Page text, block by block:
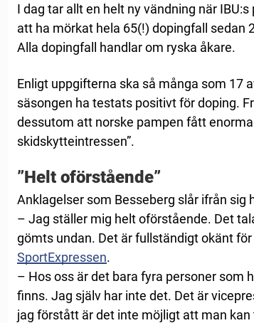
I dag tar allt en helt ny vändning när
att ha mörkat hela 65(!) dopingfall sedan
Alla dopingfall handlar om ryska åkare.
Enligt uppgifterna ska så många som 17
säsongen ha testats positivt för doping.
dessutom att norske pampen fått
skidskytteintressen”.
”Helt oförstående”
Anklagelser som Besseberg slår ifrån sig
– Jag ställer mig helt oförstående. Det
gömts undan. Det är fullständigt okänt
SportExpressen.
– Hos oss är det bara fyra personer som
finns. Jag själv har inte det. Det är
jag förstått är det inte möjligt att man